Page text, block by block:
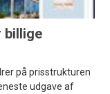
billige
på prisstrukturen
udgave af